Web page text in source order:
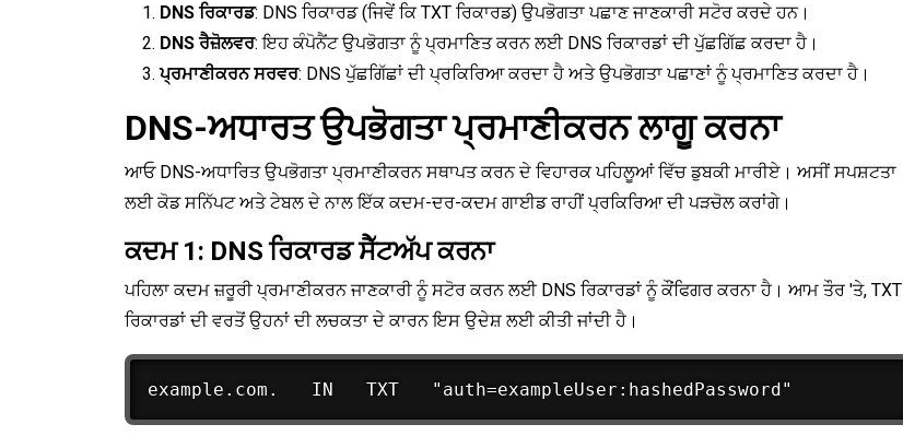
DNS ਰਿਕਾਰਡ: DNS ਰਿਕਾਰਡ (ਜਿਵੇਂ ਕਿ TXT ਰਿਕਾਰਡ) ਉਪਭੋਗਤਾ ਪਛਾਣ ਜਾਣਕਾਰੀ ਸਟੋਰ ਕਰਦੇ ਹਨ।
DNS ਰੈਜ਼ੋਲਵਰ: ਇਹ ਕੰਪੋਨੈਂਟ ਉਪਭੋਗਤਾ ਨੂੰ ਪ੍ਰਮਾਣਿਤ ਕਰਨ ਲਈ DNS ਰਿਕਾਰਡਾਂ ਦੀ ਪੁੱਛਗਿੱਛ ਕਰਦਾ ਹੈ।
ਪ੍ਰਮਾਣੀਕਰਨ ਸਰਵਰ: DNS ਪੁੱਛਗਿੱਛਾਂ ਦੀ ਪ੍ਰਕਿਰਿਆ ਕਰਦਾ ਹੈ ਅਤੇ ਉਪਭੋਗਤਾ ਪਛਾਣਾਂ ਨੂੰ ਪ੍ਰਮਾਣਿਤ ਕਰਦਾ ਹੈ।
DNS-ਅਧਾਰਤ ਉਪਭੋਗਤਾ ਪ੍ਰਮਾਣੀਕਰਨ ਲਾਗੂ ਕਰਨਾ
ਆਓ DNS-ਅਧਾਰਿਤ ਉਪਭੋਗਤਾ ਪ੍ਰਮਾਣੀਕਰਨ ਸਥਾਪਤ ਕਰਨ ਦੇ ਵਿਹਾਰਕ ਪਹਿਲੂਆਂ ਵਿੱਚ ਡੁਬਕੀ ਮਾਰੀਏ। ਅਸੀਂ ਸਪਸ਼ਟਤਾ
ਲਈ ਕੋਡ ਸਨਿੱਪਟ ਅਤੇ ਟੇਬਲ ਦੇ ਨਾਲ ਇੱਕ ਕਦਮ-ਦਰ-ਕਦਮ ਗਾਈਡ ਰਾਹੀਂ ਪ੍ਰਕਿਰਿਆ ਦੀ ਪੜਚੋਲ ਕਰਾਂਗੇ।
ਕਦਮ 1: DNS ਰਿਕਾਰਡ ਸੈੱਟਅੱਪ ਕਰਨਾ
ਪਹਿਲਾ ਕਦਮ ਜ਼ਰੂਰੀ ਪ੍ਰਮਾਣੀਕਰਨ ਜਾਣਕਾਰੀ ਨੂੰ ਸਟੋਰ ਕਰਨ ਲਈ DNS ਰਿਕਾਰਡਾਂ ਨੂੰ ਕੌਂਫਿਗਰ ਕਰਨਾ ਹੈ। ਆਮ ਤੌਰ 'ਤੇ, TXT
ਰਿਕਾਰਡਾਂ ਦੀ ਵਰਤੋਂ ਉਹਨਾਂ ਦੀ ਲਚਕਤਾ ਦੇ ਕਾਰਨ ਇਸ ਉਦੇਸ਼ ਲਈ ਕੀਤੀ ਜਾਂਦੀ ਹੈ।